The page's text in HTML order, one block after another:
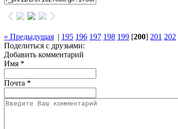
« Предыдущая | 195 196 197 198 199 [200] 201 202
Поделиться с друзьями:
Добавить комментарий
Имя *
Почта *